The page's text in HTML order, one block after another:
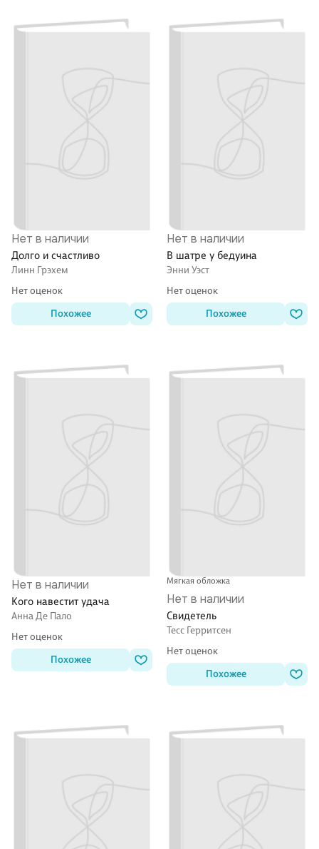
Нет в наличии
Долго и счастливо
Линн Грэхем
Нет оценок
Похожее
Нет в наличии
В шатре у бедуина
Энни Уэст
Нет оценок
Похожее
Нет в наличии
Кого навестит удача
Анна Де Пало
Нет оценок
Похожее
Мягкая обложка
Нет в наличии
Свидетель
Тесс Герритсен
Нет оценок
Похожее